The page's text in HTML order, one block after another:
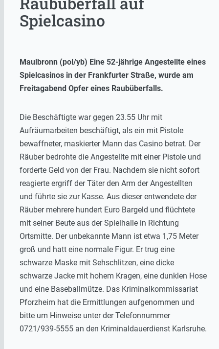
Spielcasino
Maulbronn (pol/yb) Eine 52-jährige Angestellte eines
Spielcasinos in der Frankfurter Straße, wurde am
Freitagabend Opfer eines Raubüberfalls.
Die Beschäftigte war gegen 23.55 Uhr mit
Aufräumarbeiten beschäftigt, als ein mit Pistole
bewaffneter, maskierter Mann das Casino betrat. Der
Räuber bedrohte die Angestellte mit einer Pistole und
forderte Geld von der Frau. Nachdem sie nicht sofort
reagierte ergriff der Täter den Arm der Angestellten
und führte sie zur Kasse. Aus dieser entwendete der
Räuber mehrere hundert Euro Bargeld und flüchtete
mit seiner Beute aus der Spielhalle in Richtung
Ortsmitte. Der unbekannte Mann ist etwa 1,75 Meter
groß und hatt eine normale Figur. Er trug eine
schwarze Maske mit Sehschlitzen, eine dicke
schwarze Jacke mit hohem Kragen, eine dunklen Hose
und eine Baseballmütze. Das Kriminalkommissariat
Pforzheim hat die Ermittlungen aufgenommen und
bitte um Hinweise unter der Telefonnummer
0721/939-5555 an den Kriminaldauerdienst Karlsruhe.